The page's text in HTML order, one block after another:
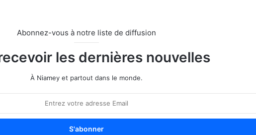
Abonnez-vous à notre liste de diffusion
les dernières nouvelles
À Niamey et partout dans le monde.